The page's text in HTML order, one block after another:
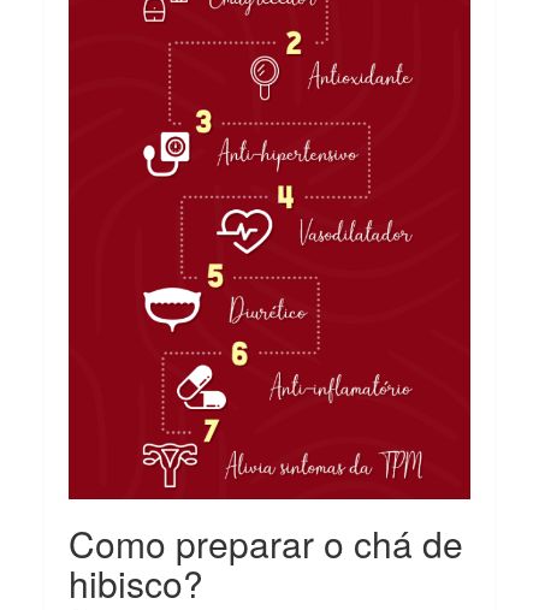
Como preparar o chá de
hibisco?